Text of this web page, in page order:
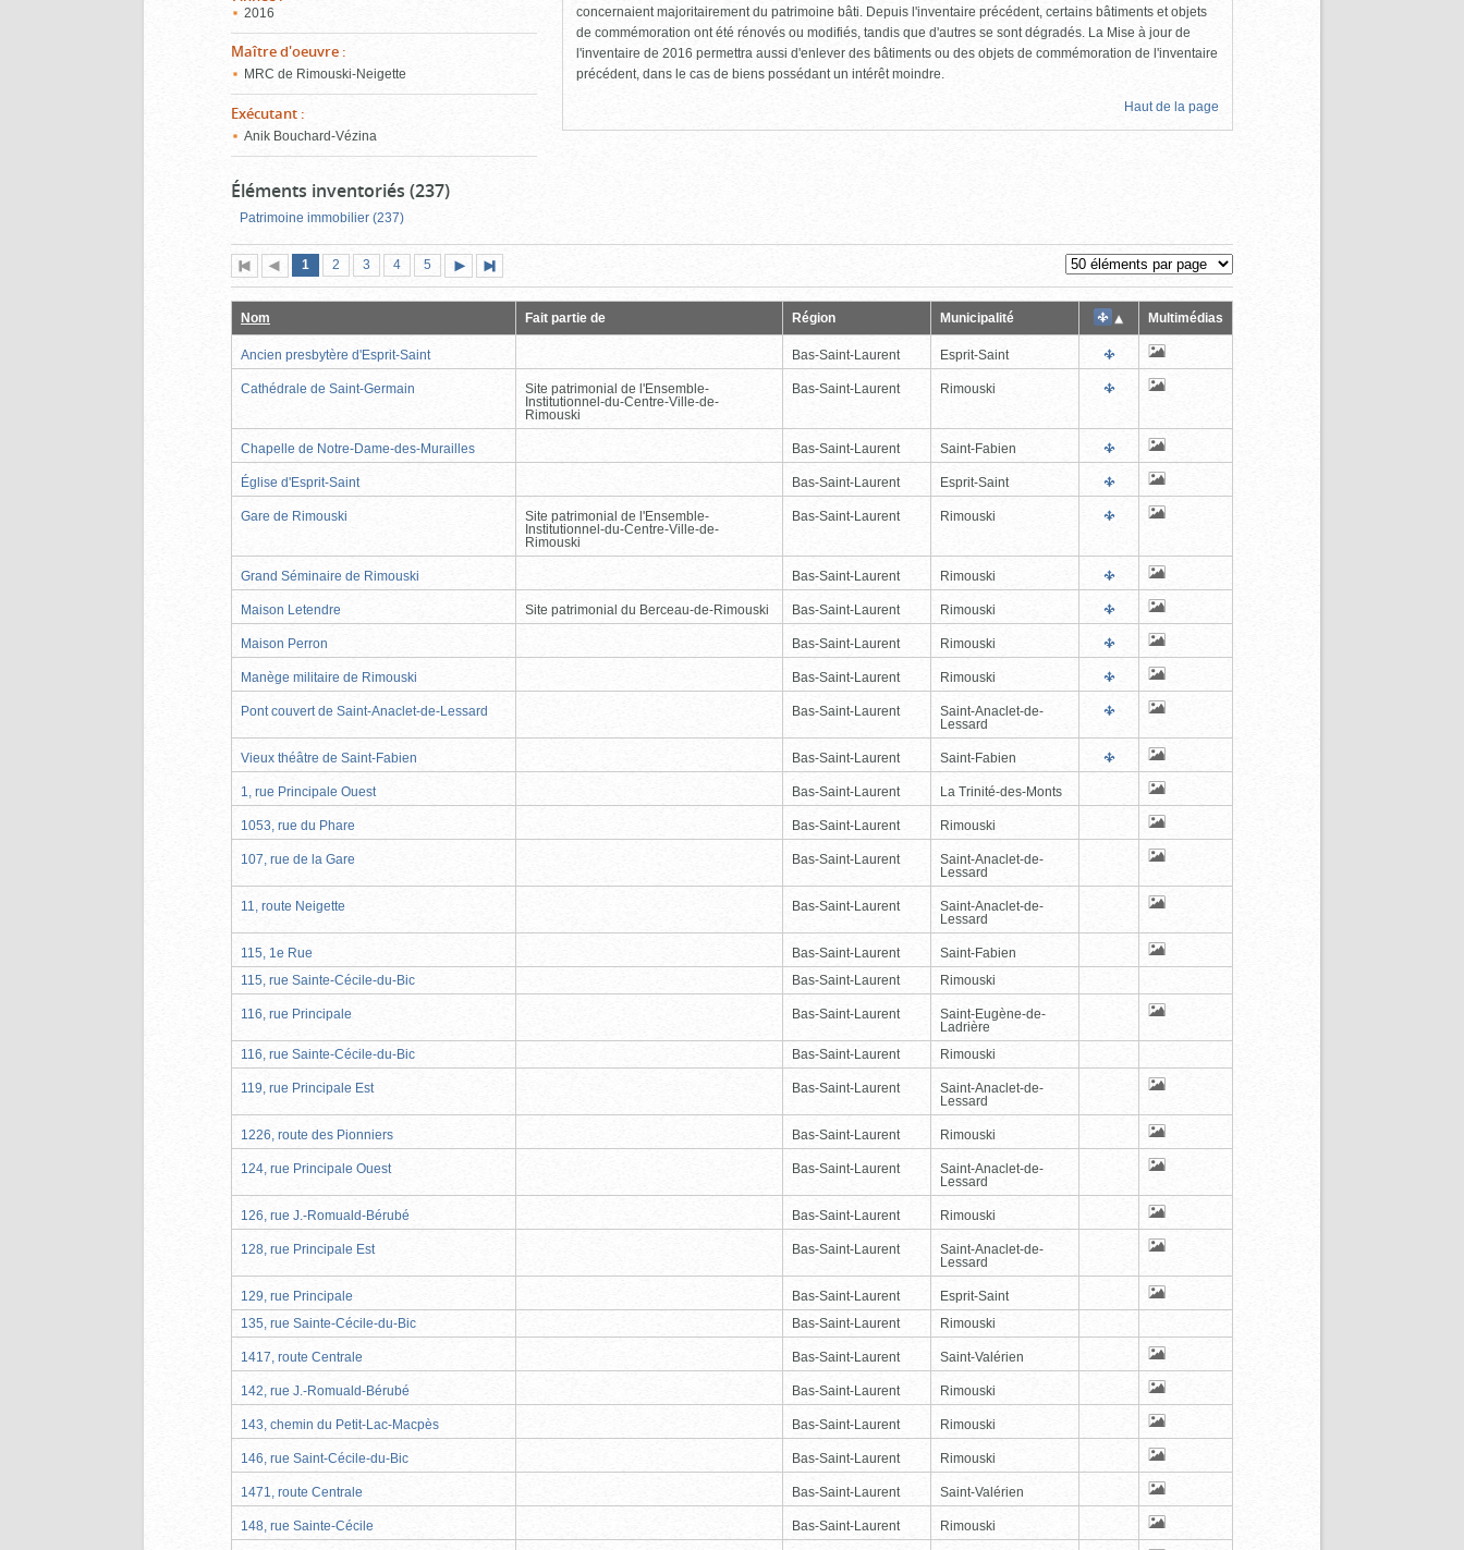
2016
Maître d'oeuvre :
MRC de Rimouski-Neigette
Exécutant :
Anik Bouchard-Vézina
concernaient majoritairement du patrimoine bâti. Depuis l'inventaire précédent, certains bâtiments et objets
de commémoration ont été rénovés ou modifiés, tandis que d'autres se sont dégradés. La Mise à jour de
l'inventaire de 2016 permettra aussi d'enlever des bâtiments ou des objets de commémoration de l'inventaire
précédent, dans le cas de biens possédant un intérêt moindre.
Haut de la page
Éléments inventoriés (237)
Patrimoine immobilier (237)
Première
page
Page
précédente
Page
1 (page
actuelle)
Page
2 Page
3 Page
4 Page
5
suivante
page
Nom Fait partie de Région Municipalité Multimédias
Ancien presbytère d'Esprit-Saint Bas-Saint-Laurent Esprit-Saint
Cathédrale de Saint-Germain
Site patrimonial de l'Ensemble-
Institutionnel-du-Centre-Ville-de-
Rimouski
Bas-Saint-Laurent Rimouski
Chapelle de Notre-Dame-des-Murailles Bas-Saint-Laurent Saint-Fabien
Église d'Esprit-Saint Bas-Saint-Laurent Esprit-Saint
Gare de Rimouski
Site patrimonial de l'Ensemble-
Institutionnel-du-Centre-Ville-de-
Rimouski
Bas-Saint-Laurent Rimouski
Grand Séminaire de Rimouski Bas-Saint-Laurent Rimouski
Maison Letendre Site patrimonial du Berceau-de-Rimouski Bas-Saint-Laurent Rimouski
Maison Perron Bas-Saint-Laurent Rimouski
Manège militaire de Rimouski Bas-Saint-Laurent Rimouski
Pont couvert de Saint-Anaclet-de-Lessard Bas-Saint-Laurent
Saint-Anaclet-de-
Lessard
Vieux théâtre de Saint-Fabien Bas-Saint-Laurent Saint-Fabien
1, rue Principale Ouest Bas-Saint-Laurent La Trinité-des-Monts
1053, rue du Phare Bas-Saint-Laurent Rimouski
107, rue de la Gare Bas-Saint-Laurent
Saint-Anaclet-de-
Lessard
11, route Neigette Bas-Saint-Laurent
Saint-Anaclet-de-
Lessard
115, 1e Rue Bas-Saint-Laurent
Saint-Fabien
115, rue Sainte-Cécile-du-Bic
Bas-Saint-Laurent Rimouski
116, rue Principale Bas-Saint-Laurent
Saint-Eugène-de-
Ladrière
116, rue Sainte-Cécile-du-Bic
Bas-Saint-Laurent Rimouski
119, rue Principale Est Bas-Saint-Laurent
Saint-Anaclet-de-
Lessard
1226, route des Pionniers Bas-Saint-Laurent Rimouski
124, rue Principale Ouest Bas-Saint-Laurent
Saint-Anaclet-de-
Lessard
126, rue J.-Romuald-Bérubé Bas-Saint-Laurent Rimouski
128, rue Principale Est Bas-Saint-Laurent
Saint-Anaclet-de-
Lessard
129, rue Principale Bas-Saint-Laurent
Esprit-Saint
135, rue Sainte-Cécile-du-Bic
Bas-Saint-Laurent Rimouski
1417, route Centrale Bas-Saint-Laurent Saint-Valérien
142, rue J.-Romuald-Bérubé Bas-Saint-Laurent Rimouski
143, chemin du Petit-Lac-Macpès Bas-Saint-Laurent Rimouski
146, rue Saint-Cécile-du-Bic Bas-Saint-Laurent Rimouski
1471, route Centrale Bas-Saint-Laurent Saint-Valérien
148, rue Sainte-Cécile Bas-Saint-Laurent Rimouski